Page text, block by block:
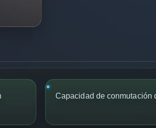
Capacidad de conmutación